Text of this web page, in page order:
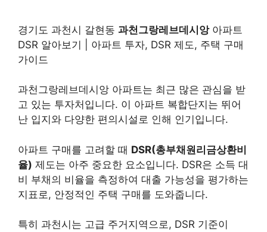
경기도 과천시 갈현동 과천그랑레브데시앙아파트
DSR 알아보기 | 아파트 투자, DSR 제도, 주택 구매
가이드
과천그랑레브데시앙 아파트는 최근 많은 관심을 받
고 있는 투자처입니다. 이 아파트 복합단지는 뛰어
난 입지와 다양한 편의시설로 인해 인기입니다.
아파트 구매를 고려할 때 DSR(총부채원리금상환비
율) 제도는 아주 중요한 요소입니다. DSR은 소득 대
비 부채의 비율을 측정하여 대출 가능성을 평가하는
지표로, 안정적인 주택 구매를 도와줍니다.
특히 과천시는 고급 주거지역으로, DSR 기준이